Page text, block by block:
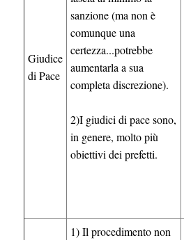
Giudice
di Pace
sanzione (ma non è
comunque una
certezza...potrebbe
aumentarla a sua
completa discrezione).
2)I giudici di pace sono,
in genere, molto più
obiettivi dei prefetti.
1) Il procedimento non